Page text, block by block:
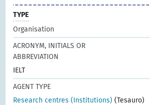
TYPE
Organisation
ACRONYM, INITIALS OR
ABBREVIATION
IELT
AGENT TYPE
Research centres (Institutions) (Tesauro)